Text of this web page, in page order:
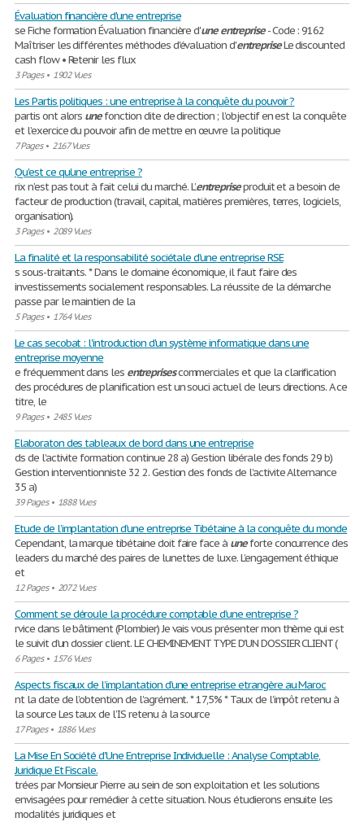
Évaluation financière d'une entreprise
se Fiche formation Évaluation financière d'une entreprise- Code : 9162
Maîtriser les différentes méthodes d'évaluation d'entrepriseLe discounted
cash flow • Retenir les flux
3 Pages• 1902 Vues
Les Partis politiques : une entreprise à la conquête du pouvoir ?
partis ont alors unefonction dite de direction ; l’objectif en est la conquête
et l’exercice du pouvoir afin de mettre en œuvre la politique
7 Pages• 2167 Vues
Qu'est ce qu'une entreprise ?
rix n’est pas tout à fait celui du marché. L’entrepriseproduit et a besoin de
facteur de production (travail, capital, matières premières, terres, logiciels,
organisation).
3 Pages• 2089 Vues
La finalité et la responsabilité sociétale d’une entreprise RSE
s sous-traitants. * Dans le domaine économique, il faut faire des
investissements socialement responsables. La réussite de la démarche
passe par le maintien de la
5 Pages• 1764 Vues
Le cas secobat : l'introduction d'un système informatique dans une
entreprise moyenne
e fréquemment dans les entreprisescommerciales et que la clarification
des procédures de planification est un souci actuel de leurs directions. A ce
titre, le
9 Pages• 2485 Vues
Elaboraton des tableaux de bord dans une entreprise
ds de l’activite formation continue 28 a) Gestion libérale des fonds 29 b)
Gestion interventionniste 32 2. Gestion des fonds de l’activite Alternance
35 a)
39 Pages• 1888 Vues
Etude de l’implantation d’une entreprise Tibétaine à la conquête du monde
Cependant, la marque tibétaine doit faire face à uneforte concurrence des
leaders du marché des paires de lunettes de luxe. L’engagement éthique
et
12 Pages• 2072 Vues
Comment se déroule la procédure comptable d’une entreprise ?
rvice dans le bâtiment (Plombier) Je vais vous présenter mon thème qui est
le suivit d’un dossier client. LE CHEMINEMENT TYPE D'UN DOSSIER CLIENT (
6 Pages• 1576 Vues
Aspects fiscaux de l’implantation d’une entreprise etrangère au Maroc
nt la date de l’obtention de l’agrément. * 17,5% * Taux de l’impôt retenu à
la source Les taux de l’IS retenu à la source
17 Pages• 1886 Vues
La Mise En Société d'Une Entreprise Individuelle : Analyse Comptable,
Juridique Et Fiscale.
trées par Monsieur Pierre au sein de son exploitation et les solutions
envisagées pour remédier à cette situation. Nous étudierons ensuite les
modalités juridiques et